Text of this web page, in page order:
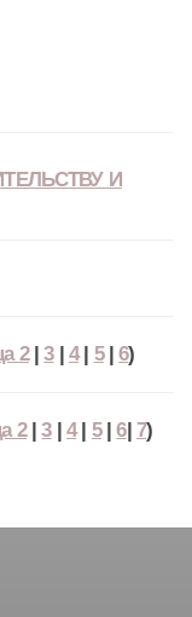
И
2|3| 4| 5|6)
2|3|4| 5|6| 7)